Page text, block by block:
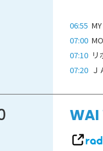
06:55
07:00
07:10 リ
07:20